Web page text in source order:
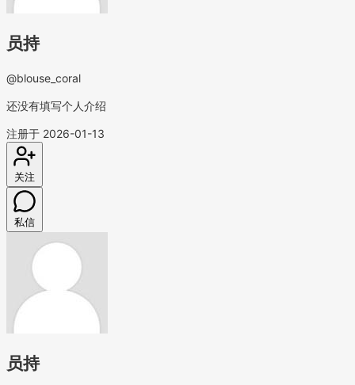
员持
@blouse_coral
还没有填写个人介绍
注册于 2026-01-13
关注
私信
员持